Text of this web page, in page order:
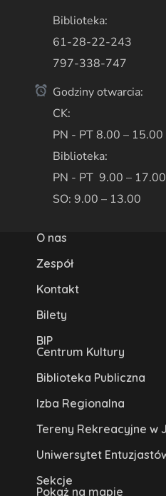
Biblioteka:
61-28-22-243
797-338-747
Godziny otwarcia:
CK:
PN - PT 8.00 – 15.00
Biblioteka:
PN - PT 9.00 – 17.00
SO: 9.00 – 13.00
O nas
Zespół
Kontakt
Bilety
BIP
Centrum Kultury
Biblioteka Publiczna
Izba Regionalna
Tereny Rekreacyjne w
Uniwersytet
Sekcje
Pokaż na mapie